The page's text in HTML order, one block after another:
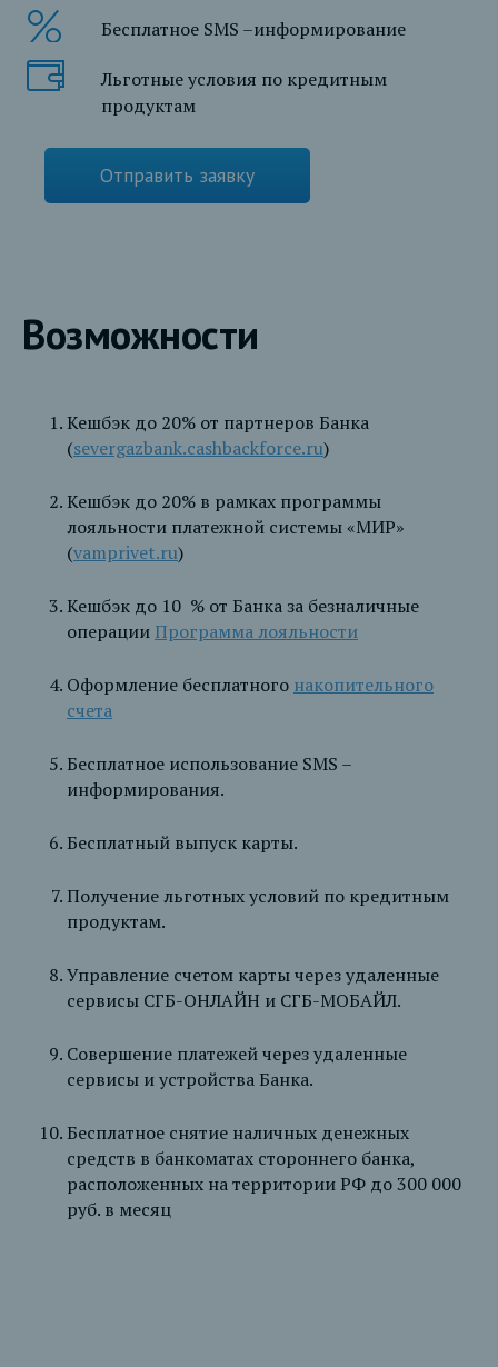
Бесплатное SMS –информирование
Льготные условия по кредитным
продуктам
Отправить заявку
Возможности
Кешбэк до 20% от партнеров Банка
(severgazbank.cashbackforce.ru)
Кешбэк до 20% в рамках программы
лояльности платежной системы «МИР»
(vamprivet.ru)
Кешбэк до 10 % от Банка за безналичные
операции Программа лояльности
Оформление бесплатного накопительного
счета
Бесплатное использование SMS –
информирования.
Бесплатный выпуск карты.
Получение льготных условий по кредитным
продуктам.
Управление счетом карты через удаленные
сервисы СГБ-ОНЛАЙН и СГБ-МОБАЙЛ.
Совершение платежей через удаленные
сервисы и устройства Банка.
Бесплатное снятие наличных денежных
средств в банкоматах стороннего банка,
расположенных на территории РФ до 300 000
руб. в месяц